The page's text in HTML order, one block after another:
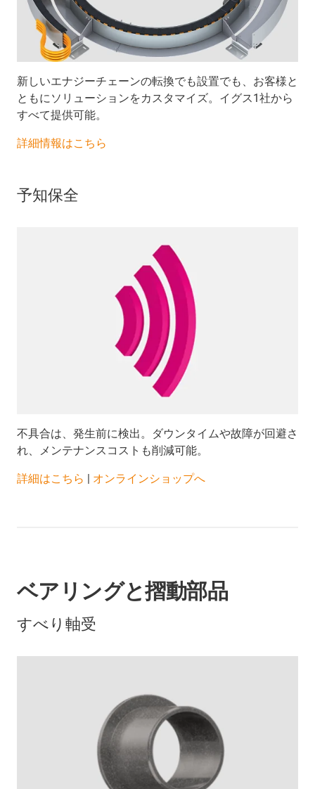
新しいエナジーチェーンの転換でも設置でも、お客様と
ともにソリューションをカスタマイズ。イグス1社から
すべて提供可能。
詳細情報はこちら
予知保全
不具合は、発生前に検出。ダウンタイムや故障が回避さ
れ、メンテナンスコストも削減可能。
​​​​​​​詳細はこちら オンラインショップへ
ベアリングと摺動部品
すべり軸受